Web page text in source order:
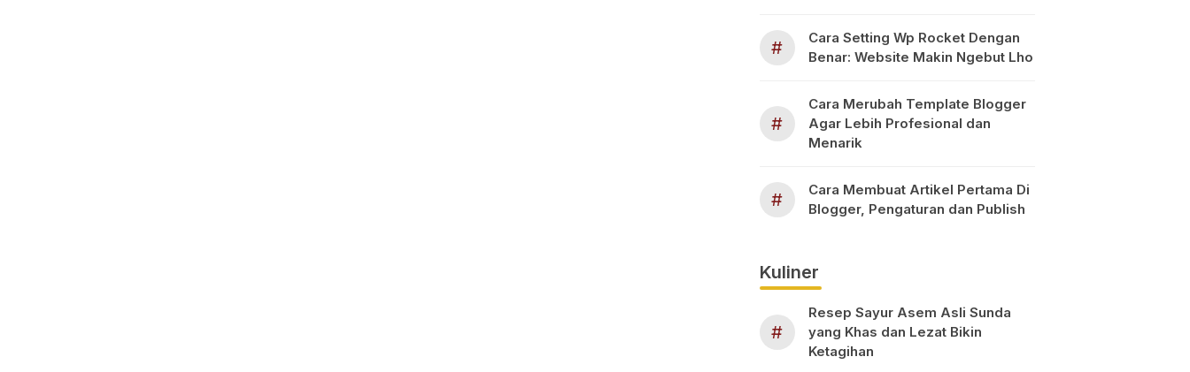
#
Cara Setting Wp Rocket Dengan
Benar: Website Makin Ngebut Lho
#
Cara Merubah Template Blogger
Agar Lebih Profesional dan
Menarik
#
Cara Membuat Artikel Pertama Di
Blogger, Pengaturan dan Publish
Kuliner
#
Resep Sayur Asem Asli Sunda
yang Khas dan Lezat Bikin
Ketagihan